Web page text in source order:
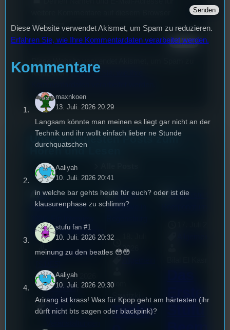
speichern.
Diese Website verwendet Akismet, um Spam zu
reduzieren. Erfahren Sie, wie Ihre
Unsere neuesten Posts zum
Hören und Lesen
mic Stimmgebend
3. August 2026
Festivals ,
Interview ,
Kultur ,
2026
Tom
Sawitzki
Techn
Diese Website verwendet Akismet, um Spam zu reduzieren.
Erfahren Sie, wie Ihre Kommentardaten verarbeitet werden.
Kommentare
maxnkoen
13. Juli. 2026 20:29
Langsam könnte man meinen es liegt gar nicht an der
Technik und ihr wollt einfach lieber ne Stunde
durchquatschen
Aaliyah
10. Juli. 2026 20:41
in welche bar gehts heute für euch? oder ist die
klausurenphase zu schlimm?
stufu fan #1
10. Juli. 2026 20:32
meinung zu den beatles 😳😳
Aaliyah
10. Juli. 2026 20:30
Arirang ist krass! Was für Kpop geht am härtesten (ihr
dürft nicht bts sagen oder blackpink)?